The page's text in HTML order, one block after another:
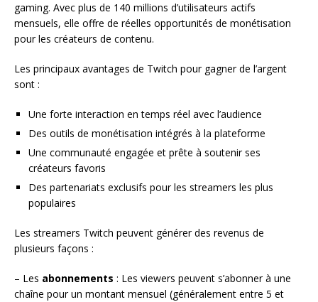
gaming. Avec plus de 140 millions d’utilisateurs actifs
mensuels, elle offre de réelles opportunités de monétisation
pour les créateurs de contenu.
Les principaux avantages de Twitch pour gagner de l’argent
sont :
Une forte interaction en temps réel avec l’audience
Des outils de monétisation intégrés à la plateforme
Une communauté engagée et prête à soutenir ses
créateurs favoris
Des partenariats exclusifs pour les streamers les plus
populaires
Les streamers Twitch peuvent générer des revenus de
plusieurs façons :
– Les abonnements : Les viewers peuvent s’abonner à une
chaîne pour un montant mensuel (généralement entre 5 et